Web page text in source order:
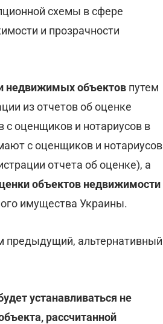
схемы в сфере
и прозрачности
недвижимых объектов путем
из отчетов об оценке
оценщиков и нотариусов в
с оценщиков и нотариусов
отчета об оценке), а
объектов недвижимости
имущества Украины.
предыдущий, альтернативный
устанавливаться не
рассчитанной